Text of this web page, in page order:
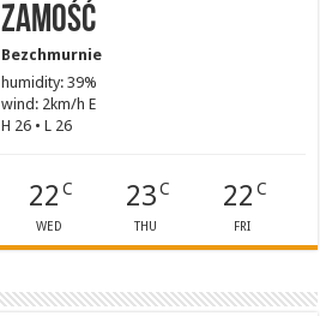
Zamość
Bezchmurnie
humidity: 39%
wind: 2km/h E
H 26 • L 26
22 C
WED
23C
THU
22 C
FRI